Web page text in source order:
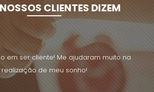
CLIENTES DIZEM
em ser cliente! Me ajudaram muito na
realização de meu sonho!